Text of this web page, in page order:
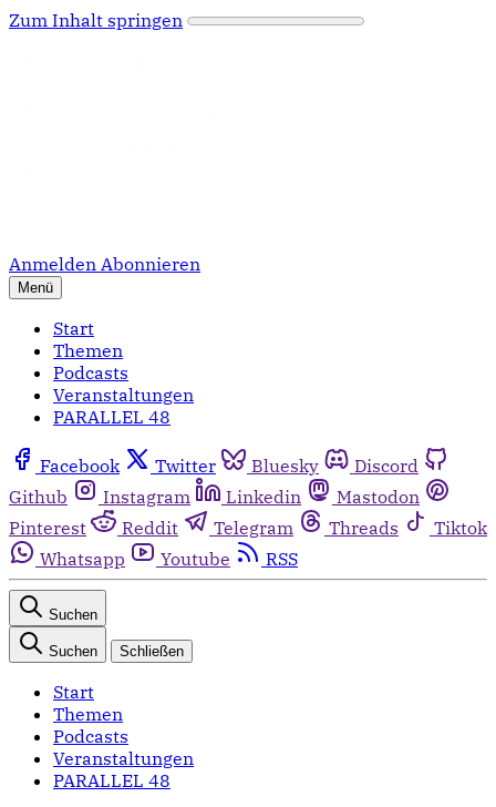
Zum Inhalt springen
Anmelden Abonnieren
Menü
Start
Themen
Podcasts
Veranstaltungen
PARALLEL 48
Facebook Twitter Bluesky
Discord
Github
Instagram Linkedin
Mastodon
Pinterest
Reddit Telegram Threads
Tiktok
Whatsapp
Youtube RSS
Suchen
Suchen Schließen
Start
Themen
Podcasts
Veranstaltungen
PARALLEL 48